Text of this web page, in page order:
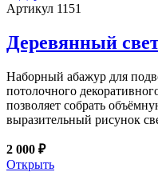
Артикул 1151
Деревянный
Наборный абажур для
потолочного
позволяет собрать
выразительный рисунок
2 000 ₽
Открыть